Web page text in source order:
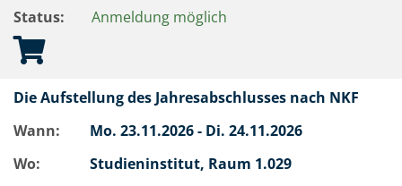
Status:
Anmeldung möglich
Die Aufstellung des Jahresabschlusses nach NKF
Wann:
Mo. 23.11.2026 - Di. 24.11.2026
Wo:
Studieninstitut, Raum 1.029